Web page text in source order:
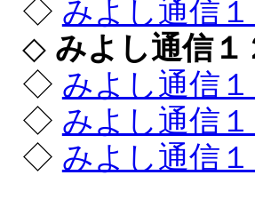
◇ みよし通信
◇ みよし通信
◇ みよし通信
◇ みよし通信
◇ みよし通信